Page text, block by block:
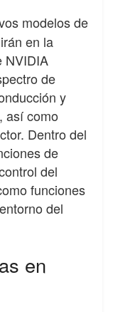
modelos de
en la
NVIDIA
de
y
así como
Dentro del
de
del
funciones
del
en